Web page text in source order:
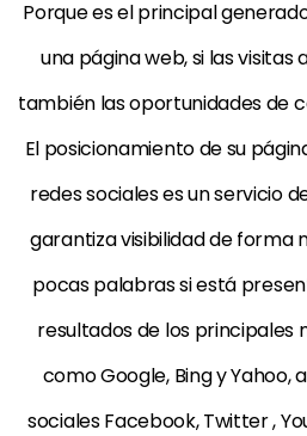
Porque es el principal
una página web, si las
también las oportunidades de
El posicionamiento de su
redes sociales es un servicio
garantiza visibilidad de forma
pocas palabras si está
resultados de los principales
como Google, Bing y Yahoo,
sociales Facebook, Twitter ,